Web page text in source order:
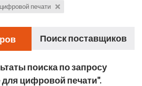
печати
Поиск поставщиков
поиска по запросу
цифровой печати".